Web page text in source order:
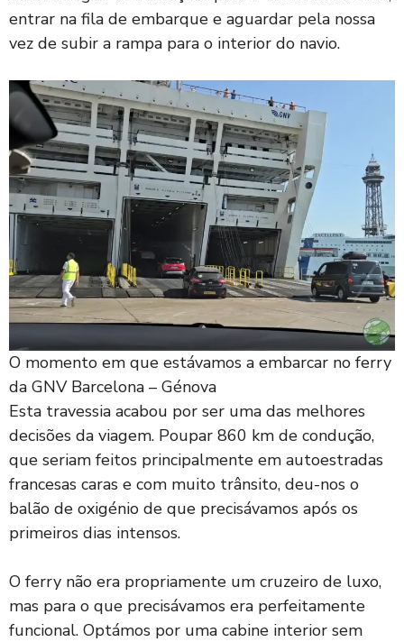
entrar na fila de embarque e aguardar pela nossa
vez de subir a rampa para o interior do navio.
O momento em que estávamos a embarcar no ferry
da GNV Barcelona – Génova
Esta travessia acabou por ser uma das melhores
decisões da viagem. Poupar 860 km de condução,
que seriam feitos principalmente em autoestradas
francesas caras e com muito trânsito, deu-nos o
balão de oxigénio de que precisávamos após os
primeiros dias intensos.
O ferry não era propriamente um cruzeiro de luxo,
mas para o que precisávamos era perfeitamente
funcional. Optámos por uma cabine interior sem